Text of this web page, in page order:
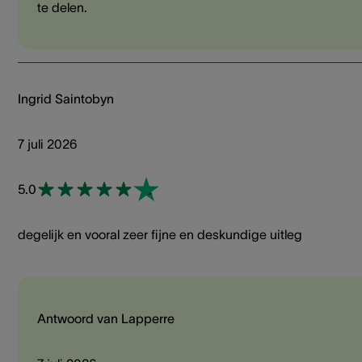
te delen.
Ingrid Saintobyn
7 juli 2026
5.0
degelijk en vooral zeer fijne en deskundige uitleg
Antwoord van Lapperre